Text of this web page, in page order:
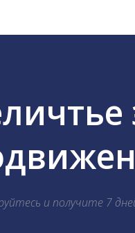
и получите 7